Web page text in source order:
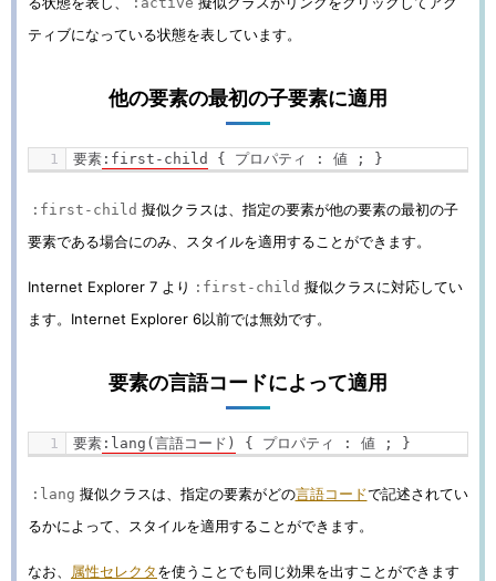
ティブになっている状態を表しています。
他の要素の最初の子要素に適用
要素 : first - child { プロパティ : 値 ; }
:first-child 擬似クラスは、指定の要素が他の要素の最初の子
要素である場合にのみ、スタイルを適用することができます。
Internet Explorer 7 より :first-child 擬似クラスに対応してい
ます。Internet Explorer 6以前では無効です。
要素の言語コードによって適用
要素 : lang (言語コード) { プロパティ : 値 ; }
:lang 擬似クラスは、指定の要素がどの言語コードで記述されてい
るかによって、スタイルを適用することができます。
なお、 属性セレクタを使うことでも同じ効果を出すことができます